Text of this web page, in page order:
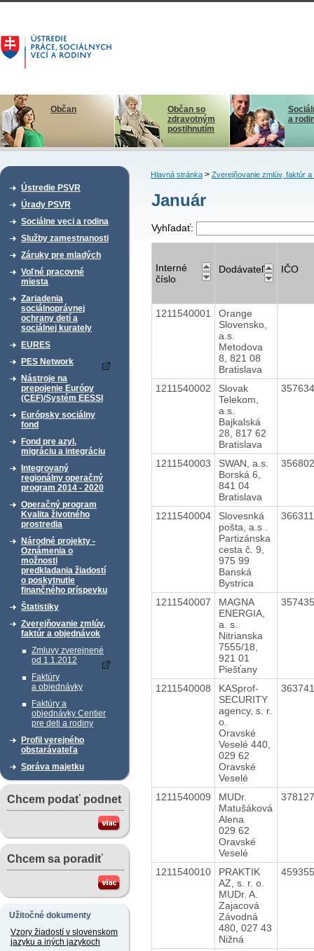
Občan
Občan so
zdravotným
postihnutím
a
Ústredie PSVR
Úrady PSVR
Sociálne veci a rodina
Služby zamestnanosti
Záruky pre mladých
Voľné pracovné
miesta
Zariadenia
sociálnoprávnej
ochrany detí a
sociálnej kurately
EURES
PES Network
Nástroje na
prepojenie Európy
(CEF)/Systém EESSI
Európsky sociálny
fond
Fond pre azyl,
migráciu a integráciu
Integrovaný
regionálny operačný
program 2014 - 2020
Operačný program
Kvalita životného
prostredia
Národné projekty -
Oznámenia o
možnosti
predkladania žiadostí
o poskytnutie
finančného príspevku
Štatistiky
Zverejňovanie zmlúv,
faktúr a objednávok
Zmluvy zverejnené
od 1.1.2012
Faktúry
a objednávky
Faktúry a
objednávky Centier
pre deti a rodiny
Profil verejného
obstarávateľa
Správa majetku
Chcem podať podnet
Chcem sa poradiť
Užitočné dokumenty
Vzory žiadostí v slovenskom
jazyku a iných jazykoch
Hlavná stránka> Zverejňovanie zmlúv, faktúr a
Január
Vyhľadať:
Interné
číslo
Dodávateľ IČO
1211540001
Orange
Slovensko,
a.s.
Metodova
8, 821 08
Bratislava
1211540002
Slovak
Telekom,
a.s.
Bajkalská
28, 817 62
Bratislava
1211540003
SWAN, a.s.
Borská 6,
841 04
Bratislava
1211540004
Slovesnká
pošta, a.s .
Partizánska
cesta č. 9,
975 99
Banská
Bystrica
1211540007
MAGNA
ENERGIA,
a. s.
Nitrianska
7555/18,
921 01
Piešťany
1211540008
KASprof-
SECURITY
agency, s. r.
o.
Oravské
Veselé 440,
029 62
Oravské
Veselé
1211540009
MUDr.
Matušáková
Alena
029 62
Oravské
Veselé
1211540010
PRAKTIK
AZ, s. r. o.
MUDr. A.
Zajacová
Závodná
480, 027 43
Nižná